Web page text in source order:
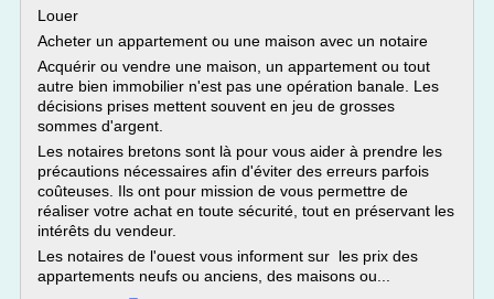
Louer
Acheter un appartement ou une maison avec un notaire
Acquérir ou vendre une maison, un appartement ou tout
autre bien immobilier n'est pas une opération banale. Les
décisions prises mettent souvent en jeu de grosses
sommes d'argent.
Les notaires bretons sont là pour vous aider à prendre les
précautions nécessaires afin d'éviter des erreurs parfois
coûteuses. Ils ont pour mission de vous permettre de
réaliser votre achat en toute sécurité, tout en préservant les
intérêts du vendeur.
Les notaires de l'ouest vous informent sur les prix des
appartements neufs ou anciens, des maisons ou...